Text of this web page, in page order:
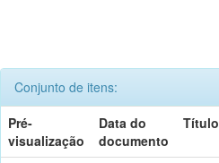
Conjunto de itens:
Pré-
visualização
Data do
documento
Título